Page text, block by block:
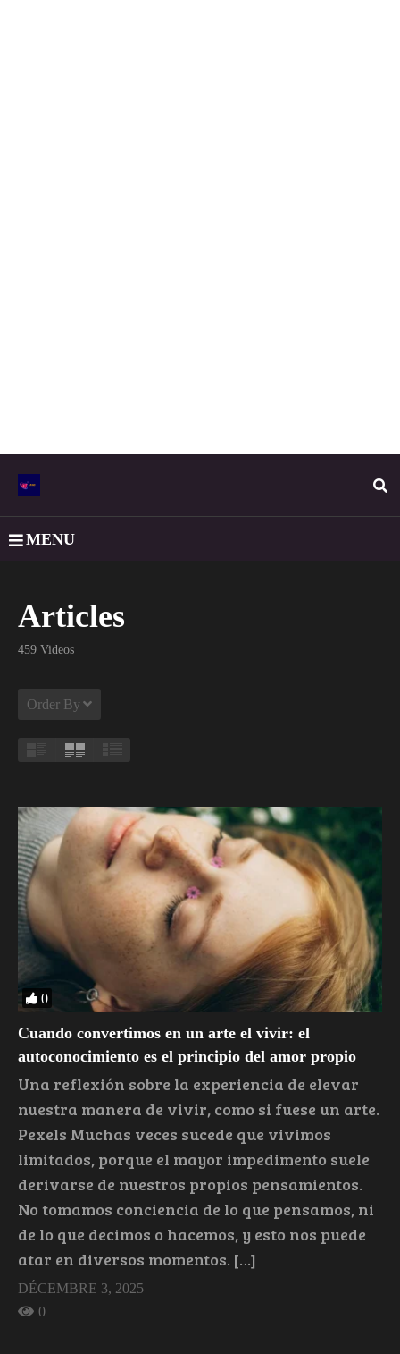
MENU
Articles
459 Videos
Order By
0
Cuando convertimos en un arte el vivir: el
autoconocimiento es el principio del amor propio
Una reflexión sobre la experiencia de elevar
nuestra manera de vivir, como si fuese un arte.
Pexels Muchas veces sucede que vivimos
limitados, porque el mayor impedimento suele
derivarse de nuestros propios pensamientos.
No tomamos conciencia de lo que pensamos, ni
de lo que decimos o hacemos, y esto nos puede
atar en diversos momentos. […]
DÉCEMBRE 3, 2025
0